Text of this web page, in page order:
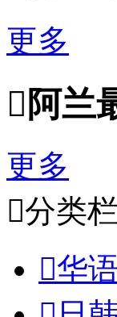
更多
 阿兰
更多
分类
华